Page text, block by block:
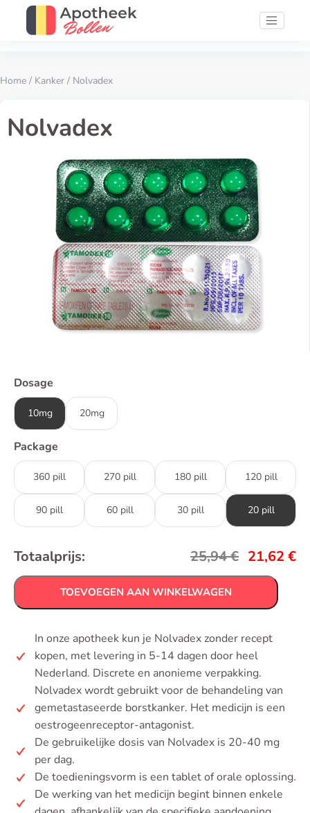
Home / Kanker / Nolvadex
Nolvadex
Dosage
10mg 20mg
Package
360 pill 270 pill 180 pill 120 pill
90 pill 60 pill 30 pill 20 pill
Totaalprijs: 25,94€ 21,62 €
TOEVOEGEN AAN WINKELWAGEN
In onze apotheek kun je Nolvadex zonder recept
kopen, met levering in 5-14 dagen door heel
Nederland. Discrete en anonieme verpakking.
Nolvadex wordt gebruikt voor de behandeling van
gemetastaseerde borstkanker. Het medicijn is een
oestrogeenreceptor-antagonist.
De gebruikelijke dosis van Nolvadex is 20-40 mg
per dag.
De toedieningsvorm is een tablet of orale oplossing.
De werking van het medicijn begint binnen enkele